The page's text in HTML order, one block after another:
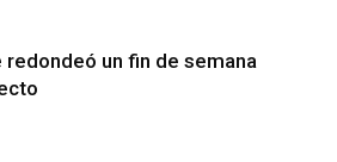
redondeó un fin de semana